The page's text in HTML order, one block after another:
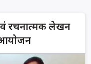
रचनात्मक लेखन
आयोजन